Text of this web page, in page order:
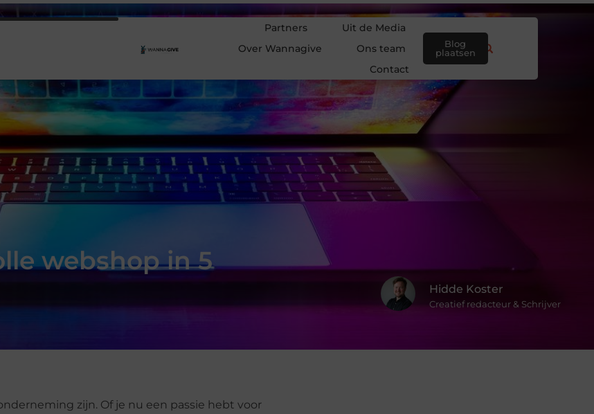
Partners
Uit de Media
Over Wannagive
Ons team
Contact
Blog
plaatsen
webshop in 5
Hidde Koster
Creatief redacteur & Schrijver
zijn. Of je nu een passie hebt voor